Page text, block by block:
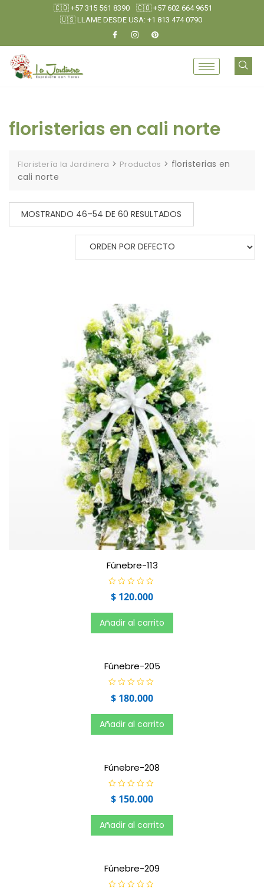
🇨🇴 +57 315 561 8390
🇨🇴 +57 602 664 9651
🇺🇸 LLAME DESDE USA: +1 813 474 0790
floristerias en cali norte
Floristería la Jardinera > Productos > floristerias en
cali norte
MOSTRANDO 46–54 DE 60 RESULTADOS
Fúnebre-113
V
a
o
r
a
d
0
d
e
5
$ 120.000
Añadir al carrito
Fúnebre-205
a
o
r
a
d
0
d
5
$ 180.000
Añadir al carrito
Fúnebre-208
V
a
o
r
a
d
0
d
e
5
$ 150.000
Añadir al carrito
Fúnebre-209